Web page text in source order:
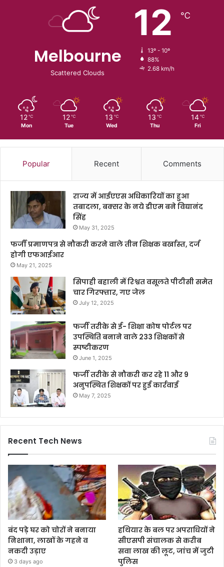
Melbourne
Scattered Clouds
12 ℃
13º - 10º
88%
2.68 km/h
12 ℃
Mon
12 ℃
Tue
13 ℃
Wed
13 ℃
Thu
14 ℃
Fri
Popular Recent Comments
राज्य में आईएएस अधिकारियों का हुआ
तबादला, बक्सर के नये डीएम बने विद्यानंद
सिंह
May 31, 2025
फर्जी प्रमाणपत्र से नौकरी करने वाले तीन शिक्षक बर्खास्त, दर्ज
होगी एफआईआर
May 21, 2025
सिपाही बहाली में रिश्वत वसूलते पीटीसी समेत
चार गिरफ्तार, गए जेल
July 12, 2025
फर्जी तरीके से ई- शिक्षा कोष पोर्टल पर
उपस्थिति बनाने वाले 233 शिक्षकों से
स्पष्टीकरण
June 1, 2025
फर्जी तरीके से नौकरी कर रहे 11 और 9
अनुपस्थित शिक्षकों पर हुई कार्रवाई
May 7, 2025
Recent Tech News
बंद पड़े घर को चोरों ने बनाया
निशाना, लाखों के गहने व
नकदी उड़ाए
3 days ago
हथियार के बल पर अपराधियों ने
सीएसपी संचालक से करीब
सवा लाख की लूट, जांच में जुटी
पुलिस